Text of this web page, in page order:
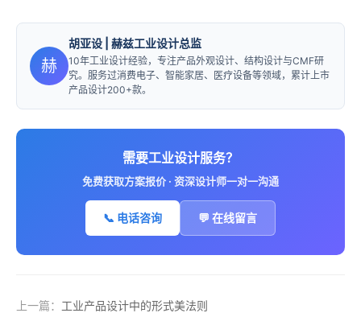
赫
胡亚设 | 赫兹工业设计总监
10年工业设计经验，专注产品外观设计、结构设计与CMF研
究。服务过消费电子、智能家居、医疗设备等领域，累计上市
产品设计200+款。
需要工业设计服务？
免费获取方案报价 · 资深设计师一对一沟通
📞 电话咨询 💬 在线留言
上一篇： 工业产品设计中的形式美法则